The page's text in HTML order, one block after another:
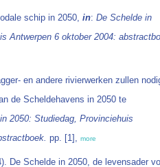
schip in 2050, in: De Schelde in
Antwerpen 6 oktober 2004:
en andere rivierwerken zullen
de Scheldehavens in 2050 te
2050: Studiedag, Provinciehuis
pp. [1], more
De Schelde in 2050, de levensader